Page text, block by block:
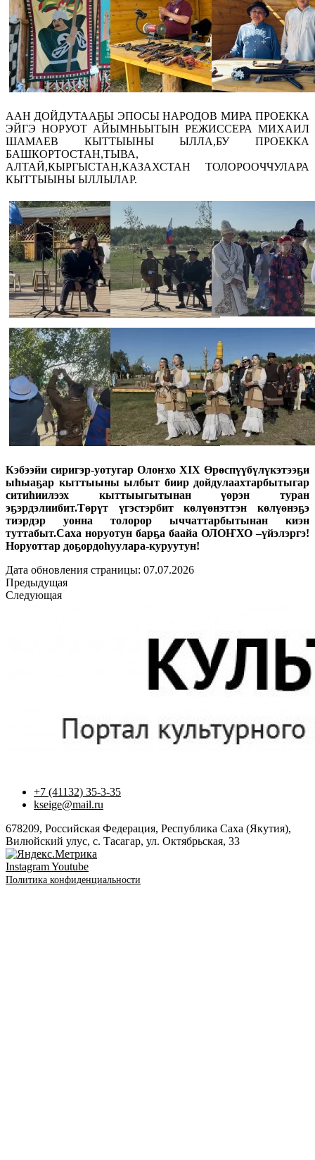
ААН ДОЙДУТААҔЫ ЭПОСЫ НАРОДОВ МИРА ПРОЕККА
ЭЙГЭ НОРУОТ АЙЫМНЬЫТЫН РЕЖИССЕРА МИХАИЛ
ШАМАЕВ КЫТТЫЫНЫ ЫЛЛА,БУ ПРОЕККА
БАШКОРТОСТАН,ТЫВА,
АЛТАЙ,КЫРГЫСТАН,КАЗАХСТАН ТОЛОРООЧЧУЛАРА
КЫТТЫЫНЫ ЫЛЛЫЛАР.
Кэбээйи сиригэр-уотугар Олоҥхо XIX Өрөспүүбүлүкэтээҕи
ыһыаҕар кыттыыны ылбыт биир дойдулаахтарбытыгар
ситиһиилээх кыттыыгытынан үөрэн туран
эҕэрдэлиибит.Төрүт үгэстэрбит көлүөнэттэн көлүөнэҕэ
тиэрдэр уонна толорор ыччаттарбытынан киэн
туттабыт.Саха норуотун барҕа баайа ОЛОҤХО –үйэлэргэ!
Норуоттар доҕордоһуулара-куруутун!
Дата обновления страницы: 07.07.2026
Предыдущая
Следующая
+7 (41132) 35-3-35
kseige@mail.ru
678209, Российская Федерация, Республика Саха (Якутия),
Вилюйский улус, с. Тасагар, ул. Октябрьская, 33
InstagramYoutube
Политика конфиденциальности